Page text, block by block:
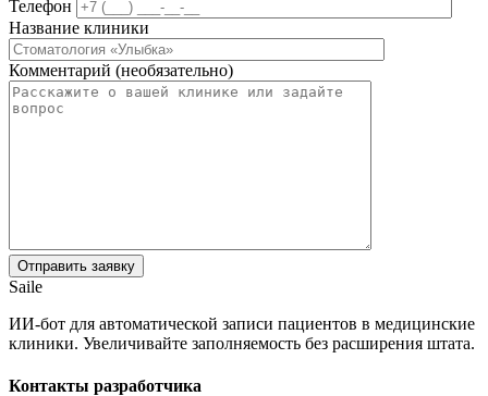
Телефон
Название клиники
Комментарий (необязательно)
Saile
ИИ-бот для автоматической записи пациентов в медицинские
клиники. Увеличивайте заполняемость без расширения штата.
Контакты разработчика